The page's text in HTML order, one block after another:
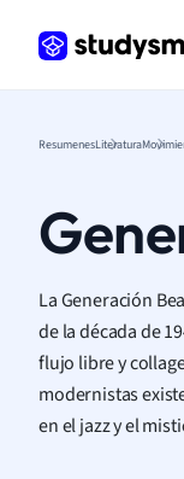
ResumenesLiteratura
La Generación
de la década de
flujo libre y
modernistas
en el jazz y el